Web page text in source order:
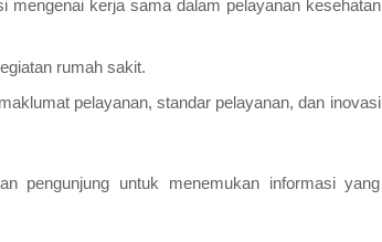
mengenai kerja sama dalam pelayanan kesehatan
rumah sakit.
pelayanan, standar pelayanan, dan inovasi
pengunjung untuk menemukan informasi yang